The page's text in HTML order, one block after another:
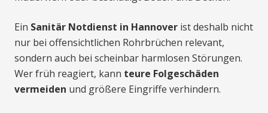
Ein Sanitär Notdienst in Hannover ist deshalb nicht
nur bei offensichtlichen Rohrbrüchen relevant,
sondern auch bei scheinbar harmlosen Störungen.
Wer früh reagiert, kann teure Folgeschäden
vermeiden und größere Eingriffe verhindern.